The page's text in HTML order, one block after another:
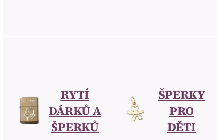
RYTÍ
DÁRKŮ A
ŠPERKŮ
ŠPERKY
PRO
DĚTI